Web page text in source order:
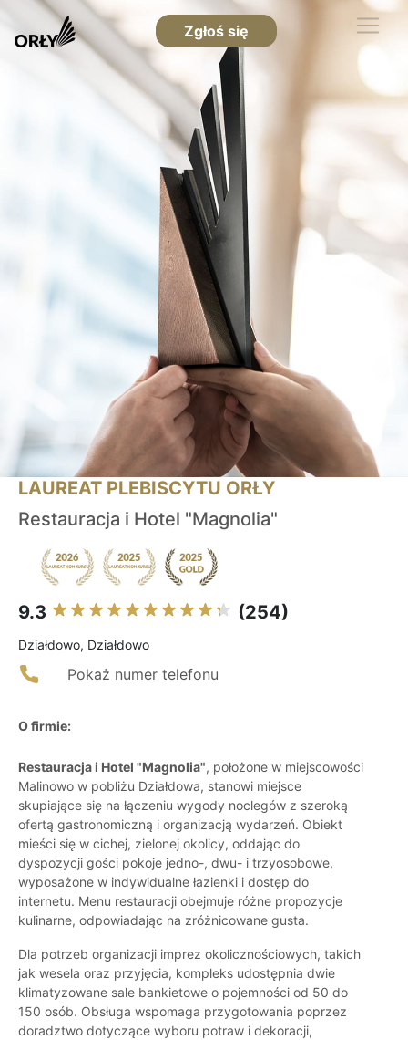
Zgłoś się
LAUREAT PLEBISCYTU ORŁY
Restauracja i Hotel "Magnolia"
9.3 (254)
Działdowo, Działdowo
Pokaż numer telefonu
O firmie:
Restauracja i Hotel "Magnolia", położone w miejscowości
Malinowo w pobliżu Działdowa, stanowi miejsce
skupiające się na łączeniu wygody noclegów z szeroką
ofertą gastronomiczną i organizacją wydarzeń. Obiekt
mieści się w cichej, zielonej okolicy, oddając do
dyspozycji gości pokoje jedno-, dwu- i trzyosobowe,
wyposażone w indywidualne łazienki i dostęp do
internetu. Menu restauracji obejmuje różne propozycje
kulinarne, odpowiadając na zróżnicowane gusta.
Dla potrzeb organizacji imprez okolicznościowych, takich
jak wesela oraz przyjęcia, kompleks udostępnia dwie
klimatyzowane sale bankietowe o pojemności od 50 do
150 osób. Obsługa wspomaga przygotowania poprzez
doradztwo dotyczące wyboru potraw i dekoracji,